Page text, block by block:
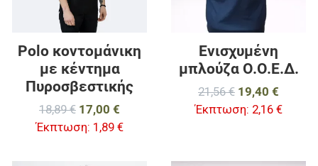
Polo κοντομάνικη
με κέντημα
Πυροσβεστικής
18,89 € 17,00 €
Έκπτωση: 1,89 €
Ενισχυμένη
μπλούζα Ο.Ο.Ε.Δ.
21,56 € 19,40 €
Έκπτωση: 2,16 €